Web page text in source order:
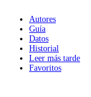
Autores
Guía
Datos
Historial
Leer más tarde
Favoritos